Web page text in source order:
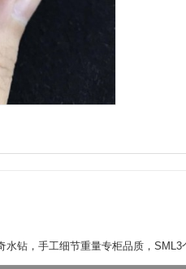
钻，手工细节重量专柜品质，SML3